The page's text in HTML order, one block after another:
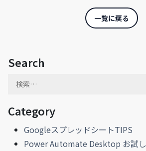
Search
Category
GoogleスプレッドシートTIPS
Power Automate Desktop お試し
一覧に戻る